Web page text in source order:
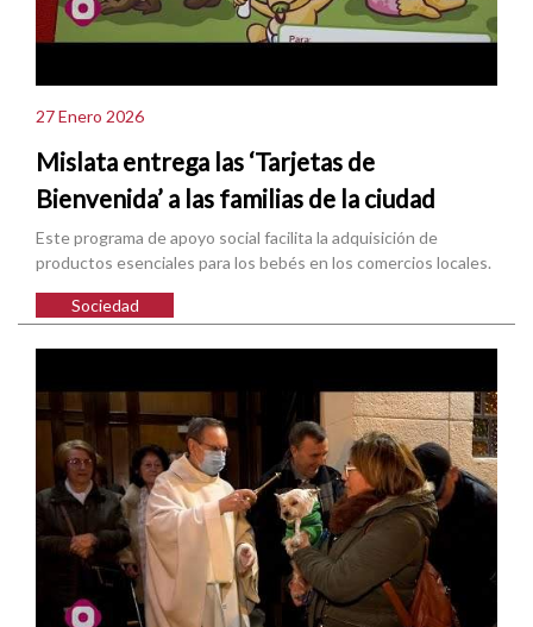
27 Enero 2026
Mislata entrega las ‘Tarjetas de
Bienvenida’ a las familias de la ciudad
Este programa de apoyo social facilita la adquisición de
productos esenciales para los bebés en los comercios locales.
Sociedad